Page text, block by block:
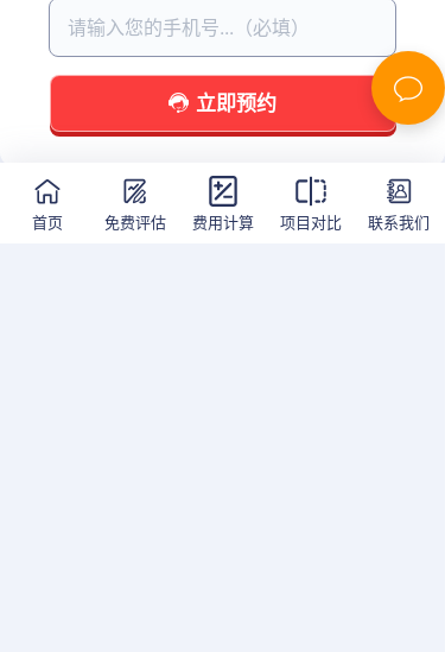
立即预约
FULL
SERVICE
全程服务
首页 免费评估 费用计算 项目对比 联系我们